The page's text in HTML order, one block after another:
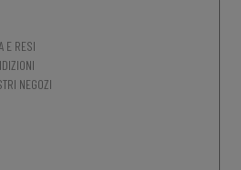
E RESI
NEGOZI